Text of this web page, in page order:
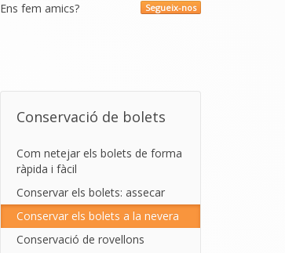
Segueix-nos
Ens fem amics?
Conservació de bolets
Com netejar els bolets de forma
ràpida i fàcil
Conservar els bolets: assecar
Conservar els bolets a la nevera
Conservació de rovellons